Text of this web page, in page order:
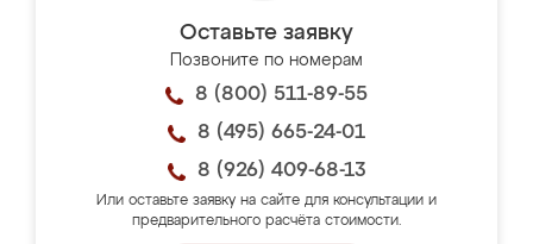
Оставьте заявку
Позвоните по номерам
8 (800) 511-89-55
8 (495) 665-24-01
8 (926) 409-68-13
Или оставьте заявку на сайте для консультации и
предварительного расчёта стоимости.